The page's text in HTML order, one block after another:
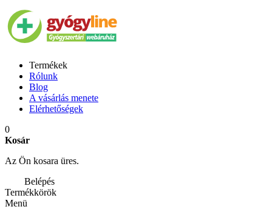
Termékek
Rólunk
Blog
A vásárlás menete
Elérhetőségek
0
Kosár
Az Ön kosara üres.
Belépés
Termékkörök
Menü